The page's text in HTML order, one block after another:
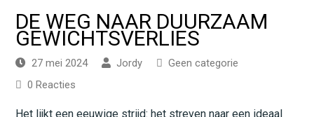
DE WEG NAAR DUURZAAM
GEWICHTSVERLIES
27 mei 2024 Jordy
Geen categorie
0 Reacties
Het lijkt een eeuwige strijd: het streven naar een ideaal